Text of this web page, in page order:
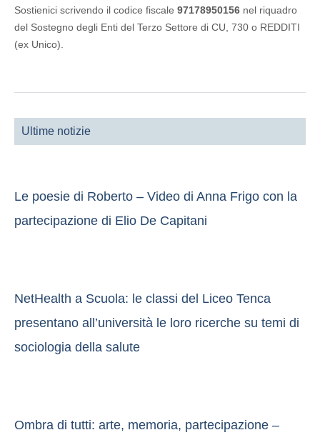
Sostienici scrivendo il codice fiscale 97178950156 nel riquadro
del Sostegno degli Enti del Terzo Settore di CU, 730 o REDDITI
(ex Unico).
Ultime notizie
Le poesie di Roberto – Video di Anna Frigo con la
partecipazione di Elio De Capitani
NetHealth a Scuola: le classi del Liceo Tenca
presentano all’università le loro ricerche su temi di
sociologia della salute
Ombra di tutti: arte, memoria, partecipazione –